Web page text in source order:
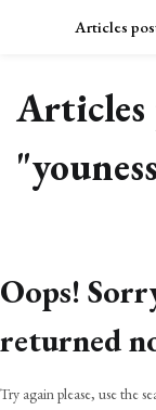
LOGIN
Enter your username
Articles
Oops!
returned
Try again please, use the